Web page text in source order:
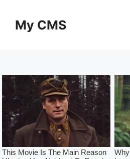
contentMy CMS